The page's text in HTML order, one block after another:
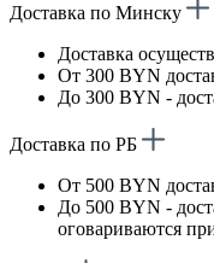
Доставка по Минску
Доставка
От 300 BYN
До 300 BYN -
Доставка по РБ
От 500 BYN
До 500 BYN -
оговариваются